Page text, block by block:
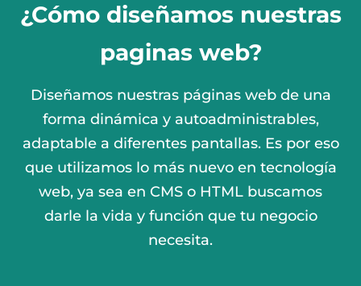
¿Cómo diseñamos nuestras
paginas web?
Diseñamos nuestras páginas web de una
forma dinámica y autoadministrables,
adaptable a diferentes pantallas. Es por eso
que utilizamos lo más nuevo en tecnología
web, ya sea en CMS o HTML buscamos
darle la vida y función que tu negocio
necesita.